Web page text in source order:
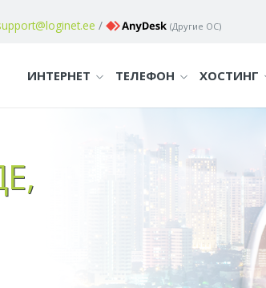
/ (Другие ОС)
ИНТЕРНЕТ ТЕЛЕФОН ХОСТИНГ